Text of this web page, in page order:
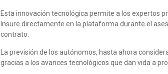
Esta innovación tecnológica permite a los expertos
Insure directamente en la plataforma durante el
contrato.
La previsión de los autónomos, hasta ahora
gracias a los avances tecnológicos que dan vida a